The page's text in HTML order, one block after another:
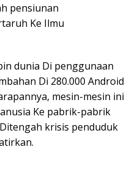
pensiunan
Ke Ilmu
dunia Di penggunaan
Di 280.000 Android
mesin-mesin ini
Ke pabrik-pabrik
krisis penduduk